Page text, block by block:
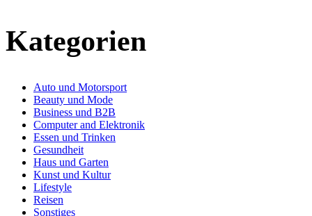
Kategorien
Auto und Motorsport
Beauty und Mode
Business und B2B
Computer and Elektronik
Essen und Trinken
Gesundheit
Haus und Garten
Kunst und Kultur
Lifestyle
Reisen
Sonstiges